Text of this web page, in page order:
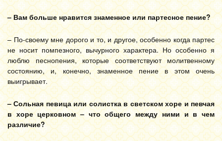
– Вам больше нравится знаменное или партесное пение?
– По-своему мне дорого и то, и другое, особенно когда партес
не носит помпезного, вычурного характера. Но особенно я
люблю песнопения, которые соответствуют молитвенному
состоянию, и, конечно, знаменное пение в этом очень
выигрывает.
– Сольная певица или солистка в светском хоре и певчая
в хоре церковном – что общего между ними и в чем
различие?